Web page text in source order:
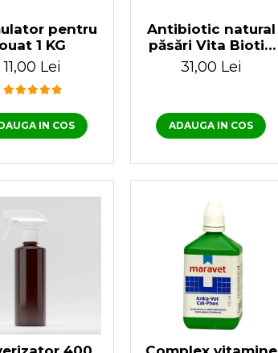
pentru
ouat 1 KG
11,00 Lei
IN COS
Antibiotic natural
păsări Vita Biotic
100 ml
31,00 Lei
ADAUGA IN COS